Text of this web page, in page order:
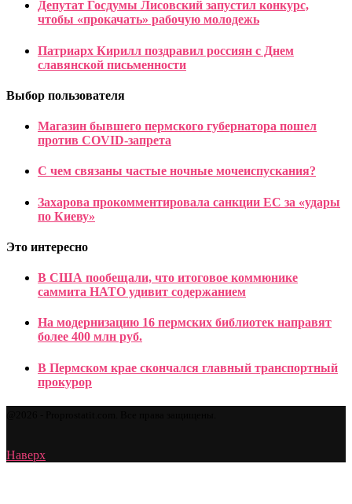
Депутат Госдумы Лисовский запустил конкурс,
чтобы «прокачать» рабочую молодежь
Патриарх Кирилл поздравил россиян с Днем
славянской письменности
Выбор пользователя
Магазин бывшего пермского губернатора пошел
против COVID-запрета
С чем связаны частые ночные мочеиспускания?
Захарова прокомментировала санкции ЕС за «удары
по Киеву»
Это интересно
В США пообещали, что итоговое коммюнике
саммита НАТО удивит содержанием
На модернизацию 16 пермских библиотек направят
более 400 млн руб.
В Пермском крае скончался главный транспортный
прокурор
Наверх